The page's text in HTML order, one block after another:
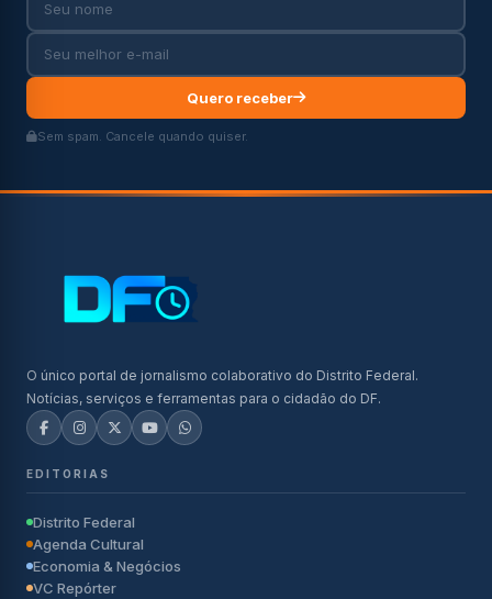
Quero receber
Sem spam. Cancele quando quiser.
O único portal de jornalismo colaborativo do Distrito Federal.
Notícias, serviços e ferramentas para o cidadão do DF.
EDITORIAS
Distrito Federal
Agenda Cultural
Economia & Negócios
VC Repórter